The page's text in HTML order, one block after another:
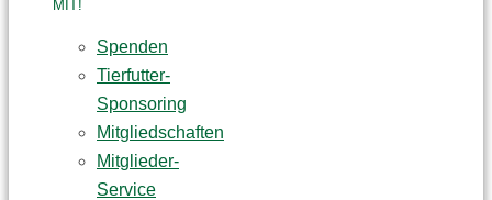
MIT!
Spenden
Tierfutter-
Sponsoring
Mitgliedschaften
Mitglieder-
Service